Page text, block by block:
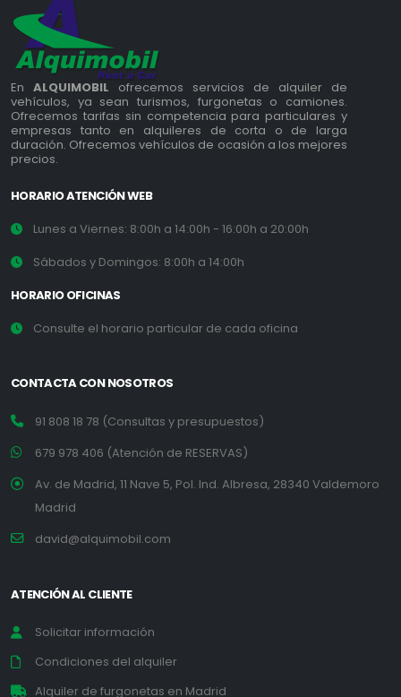
En ALQUIMOBIL ofrecemos servicios de alquiler de
vehículos, ya sean turismos, furgonetas o camiones.
Ofrecemos tarifas sin competencia para particulares y
empresas tanto en alquileres de corta o de larga
duración. Ofrecemos vehículos de ocasión a los mejores
precios.
HORARIO ATENCIÓN WEB
Lunes a Viernes: 8:00h a 14:00h - 16:00h a 20:00h
Sábados y Domingos: 8:00h a 14:00h
HORARIO OFICINAS
Consulte el horario particular de cada oficina
CONTACTA CON NOSOTROS
91 808 18 78 (Consultas y presupuestos)
679 978 406 (Atención de RESERVAS)
Av. de Madrid, 11 Nave 5, Pol. Ind. Albresa, 28340 Valdemoro
Madrid
david@alquimobil.com
ATENCIÓN AL CLIENTE
Solicitar información
Condiciones del alquiler
Alquiler de furgonetas en Madrid